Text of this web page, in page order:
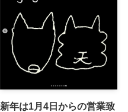
新年は1月4日からの営業致